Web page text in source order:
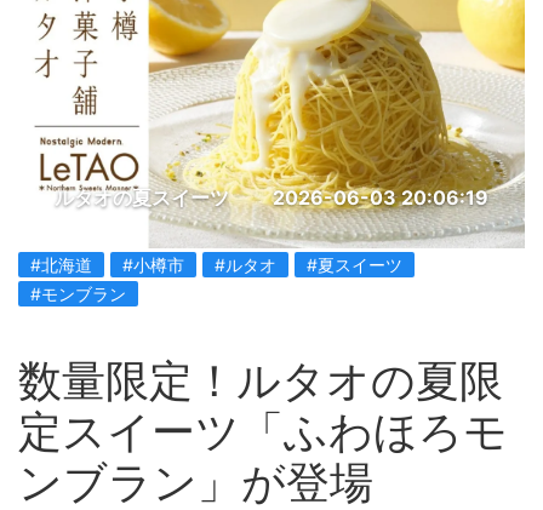
ルタオの夏スイーツ 2026-06-03 20:06:19
#北海道 #小樽市 #ルタオ
#夏スイーツ
#モンブラン
数量限定！ルタオの夏限
定スイーツ「ふわほろモ
ンブラン」が登場